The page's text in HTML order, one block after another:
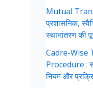
Mutual
प्रशासनिक,
स्थानांतरण की
Cadre-Wise
Procedure :
नियम और